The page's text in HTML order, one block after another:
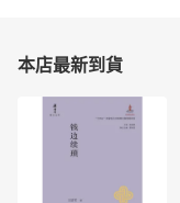
美、出木杉；《Re:0 從
【目錄】
湯姆歷險記00_第一章
本店最新到貨